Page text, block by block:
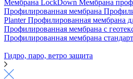
Мембрана LockDown Мембрана
Профилированная мембрана
PlanterПрофилированная мембрана
Профилированная мембрана с
Профилированная мембрана стандарт
Гидро, паро, ветро защита